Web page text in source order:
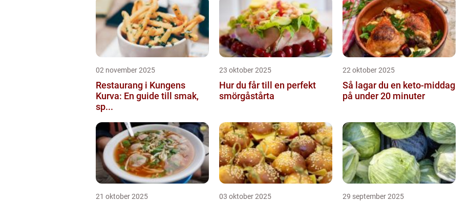
02 november 2025
Restaurang i Kungens
Kurva: En guide till smak,
sp...
23 oktober 2025
Hur du får till en perfekt
smörgåstårta
22 oktober 2025
Så lagar du en keto-middag
på under 20 minuter
21 oktober 2025 03 oktober 2025 29 september 2025